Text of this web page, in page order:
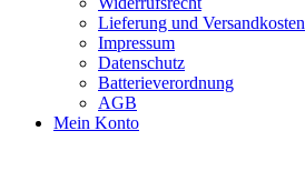
Lieferung und Versandkosten
Impressum
Datenschutz
Batterieverordnung
AGB
Mein Konto